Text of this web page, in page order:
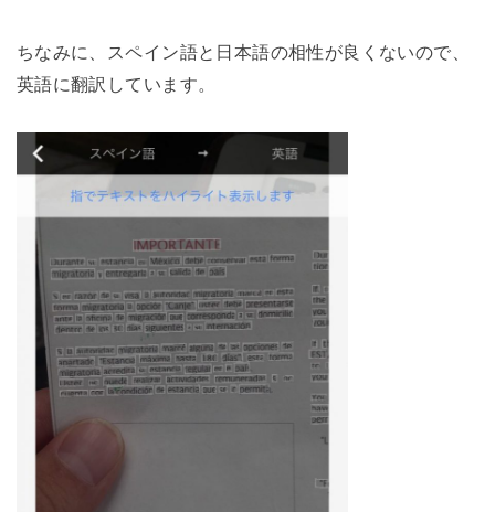
ちなみに、スペイン語と日本語の相性が良くないので、
英語に翻訳しています。